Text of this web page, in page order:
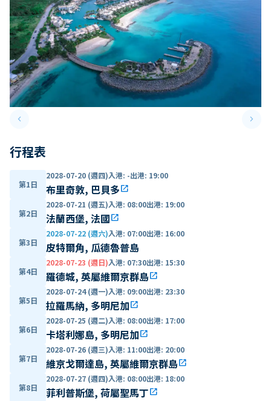
keyboard_arrow_leftPrevious slide keyboard_arrow_right
行程表
第1日
2028-07-20 (週四)入港: -出港: 19:00
布里奇敦, 巴貝多open_in_new
第2日
2028-07-21 (週五)入港: 08:00出港: 19:00
法蘭西堡, 法國open_in_new
第3日
2028-07-22 (週六)入港: 07:00出港: 16:00
皮特爾角, 瓜德魯普島
第4日
2028-07-23 (週日)入港: 07:30出港: 15:30
羅德城, 英屬維爾京群島open_in_new
第5日
2028-07-24 (週一)入港: 09:00出港: 23:30
拉羅馬納, 多明尼加open_in_new
第6日
2028-07-25 (週二)入港: 08:00出港: 17:00
卡塔利娜島, 多明尼加open_in_new
第7日
2028-07-26 (週三)入港: 11:00出港: 20:00
維京戈爾達島, 英屬維爾京群島open_in_new
第8日
2028-07-27 (週四)入港: 08:00出港: 18:00
菲利普斯堡, 荷屬聖馬丁open_in_new